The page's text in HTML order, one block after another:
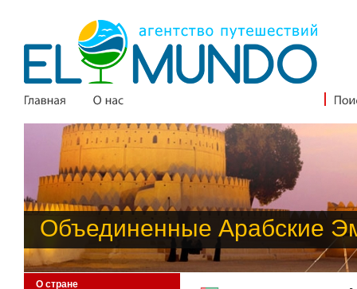
Объединенные Арабские
О стране